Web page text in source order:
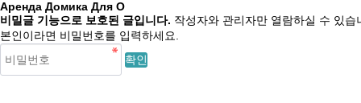
Аренда Домика Для О
비밀글 기능으로 보호된 글입니다. 작성자와 관리자만 열람하실 수 있습
본인이라면 비밀번호를 입력하세요.